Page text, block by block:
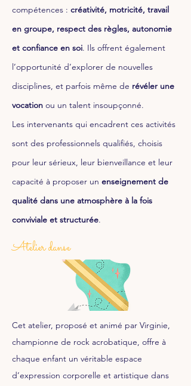
compétences : créativité, motricité, travail
en groupe, respect des règles, autonomie
et confiance en soi. Ils offrent également
l’opportunité d’explorer de nouvelles
disciplines, et parfois même de révéler une
vocation ou un talent insoupçonné.
Les intervenants qui encadrent ces activités
sont des professionnels qualifiés, choisis
pour leur sérieux, leur bienveillance et leur
capacité à proposer un enseignement de
qualité dans une atmosphère à la fois
conviviale et structurée.
Atelier danse
Cet atelier, proposé et animé par Virginie,
championne de rock acrobatique, offre à
chaque enfant un véritable espace
d’expression corporelle et artistique dans